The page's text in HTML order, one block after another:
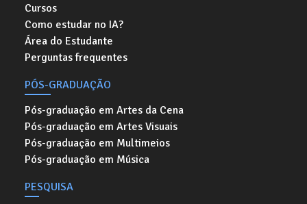
Cursos
Como estudar no IA?
Área do Estudante
Perguntas frequentes
PÓS-GRADUAÇÃO
Pós-graduação em Artes da Cena
Pós-graduação em Artes Visuais
Pós-graduação em Multimeios
Pós-graduação em Música
PESQUISA